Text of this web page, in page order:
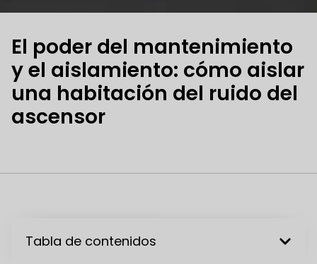
El poder del mantenimiento
y el aislamiento: cómo aislar
una habitación del ruido del
ascensor
Tabla de contenidos